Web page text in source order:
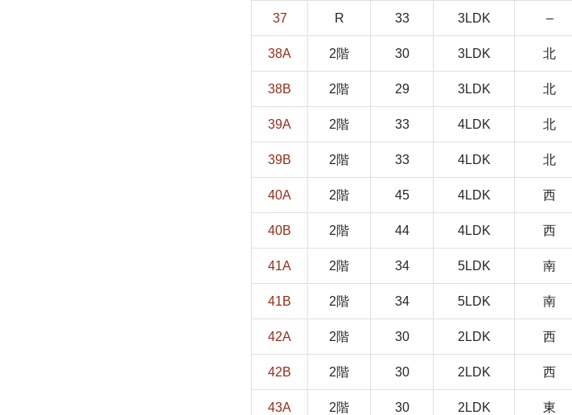
37 R 33 3LDK –
38A 2階 30 3LDK 北
38B 2階 29 3LDK 北
39A 2階 33 4LDK 北
39B 2階 33 4LDK 北
40A 2階 45 4LDK 西
40B 2階 44 4LDK 西
41A 2階 34 5LDK 南
41B 2階 34 5LDK 南
42A 2階 30 2LDK 西
42B 2階 30 2LDK 西
43A 2階 30 2LDK 東